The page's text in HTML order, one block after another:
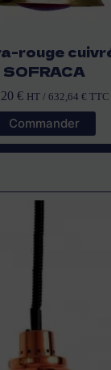
rouge
SOFRACA
€ HT /632,64€ TTC
Commander